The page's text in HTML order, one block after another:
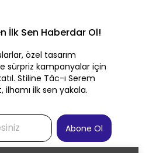
İlk Sen Haberdar Ol!
özel tasarım
sürpriz kampanyalar için
Stiline Tâc-ı Serem
ilhamı ilk sen yakala.
Abone Ol